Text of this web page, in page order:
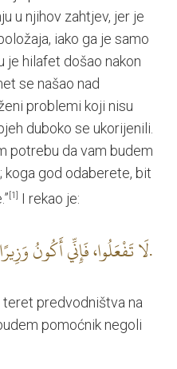
u njihov zahtjev, jer je
iako ga je samo
je hilafet došao nakon
se našao nad
problemi koji nisu
duboko se ukorijenili.
potrebu da vam budem
koga god odaberete, bit
[1] I rekao je:
لَا تَفْعَلُوا، فَإِنِّي‏ أَكُونُ‏ وَزِيرًا خَيْرٌ مِنْ‏ أَنْ‏ أَكُونَ أَمِيرًا.
predvodništva na
pomoćnik negoli